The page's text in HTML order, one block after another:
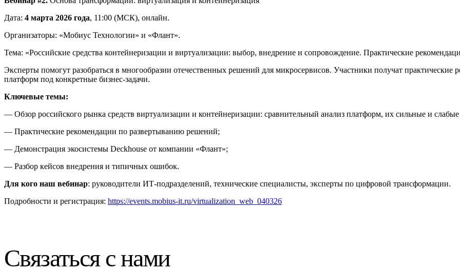
Дата: 4 марта 2026 года, 11:00 (МСК), онлайн.
Организаторы: «Мобиус Технологии» и «Флант».
Тема: «Российские средства контейнеризации и виртуализации: выбор, внедрение и сопровождение. Практические
Эксперты помогут разобраться в многообразии отечественных решений для микросервисов. Участники получат
платформ под конкретные бизнес‑задачи.
Ключевые темы:
— Обзор российского рынка средств виртуализации и контейнеризации: сравнительный анализ платформ, их сильные и
— Практические рекомендации по развертыванию решений;
— Демонстрация экосистемы Deckhouse от компании «Флант»;
— Разбор кейсов внедрения и типичных ошибок.
Для кого наш вебинар: руководители ИТ‑подразделений, технические специалисты, эксперты по цифровой трансформации.
Подробности и регистрация: https://events.mobius-it.ru/virtualization_web_040326
Связаться с нами